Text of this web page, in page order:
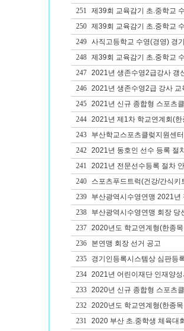
251
제39회 교육감기 초.중학교
250
제39회 교육감기 초.중학교
249
사직고등학교 수영(경영) 경
248
제39회 교육감기 초.중학교
247
2021년 생존수영2급강사 갱
246
2021년 생존수영2급 강사 교
245
2021년 신규 종합형 스포츠
244
2021년 제1차 학교연계회(
243
부산학교스포츠클렂지원센
242
2021년 동호인 선수 등록 절
241
2021년 전문선수등록 절차
240
스포츠푸드트럭(건강/간식키
239
부산광역시수영연맹 2021년
238
부산광역시수영연맹 회장 당
237
2020년도 학교연계형(한종
236
본연맹 회장 선거 공고
235
경기인등록시스템상 심판등
234
2021년 어린이재단 인재양
233
2020년 신규 종합형 스포츠
232
2020년도 학교연계형(한종
231
2020 부산 초.중학생 체육대